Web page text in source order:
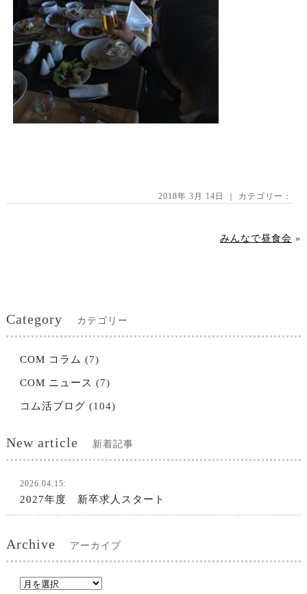
2018年 3月 14日 ｜ カテゴリー：
みんなで昼食会 »
Category カテゴリー
COM コラム (7)
COM ニュース (7)
コム活ブログ (104)
New article 新着記事
2026.04.15:
2027年度 新卒求人スタート
Archive アーカイブ